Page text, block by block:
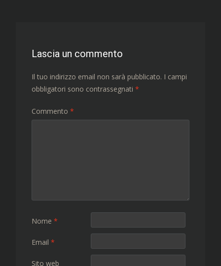
Lascia un commento
Il tuo indirizzo email non sarà pubblicato. I campi
obbligatori sono contrassegnati *
Commento *
Nome *
Email *
Sito web